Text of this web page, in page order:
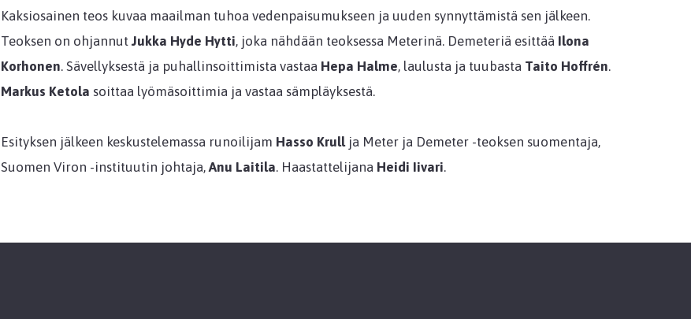
Kaksiosainen teos kuvaa maailman tuhoa vedenpaisumukseen ja uuden synnyttämistä sen jälkeen.
Teoksen on ohjannut Jukka Hyde Hytti, joka nähdään teoksessa Meterinä. Demeteriä esittää Ilona
Korhonen. Sävellyksestä ja puhallinsoittimista vastaa Hepa Halme, laulusta ja tuubasta Taito Hoffrén.
Markus Ketola soittaa lyömäsoittimia ja vastaa sämpläyksestä.
Esityksen jälkeen keskustelemassa runoilijam Hasso Krullja Meter ja Demeter -teoksen suomentaja,
Suomen Viron -instituutin johtaja, Anu Laitila. Haastattelijana Heidi Iivari.